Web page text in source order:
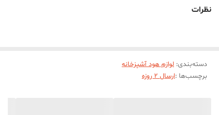
نظرات
دسته‌بندی: لوازم هود آشپزخانه
برچسب‌ها :ارسال 2 روزه